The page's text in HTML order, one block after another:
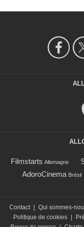
Filmstarts Allemagne
AdoroCinema Brésil
Contact Qui sommes-
Politique de cookies